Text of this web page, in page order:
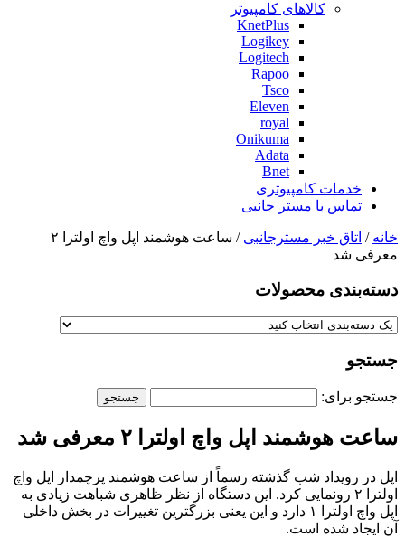
کالاهای کامپیوتر
KnetPlus
Logikey
Logitech
Rapoo
Tsco
Eleven
royal
Onikuma
Adata
Bnet
خدمات کامپیوتری
تماس با مستر جانبی
خانه / اتاق خبر مسترجانبی
/ ساعت هوشمند اپل واچ اولترا ۲
معرفی شد
دسته‌بندی‌ محصولات
جستجو
جستجو برای:
ساعت هوشمند اپل واچ اولترا ۲ معرفی شد
اپل در رویداد شب گذشته رسماً از ساعت هوشمند پرچمدار اپل واچ
اولترا ۲ رونمایی کرد. این دستگاه از نظر ظاهری شباهت زیادی به
اپل واچ اولترا ۱ دارد و این یعنی بزرگترین تغییرات در بخش داخلی
آن ایجاد شده است.